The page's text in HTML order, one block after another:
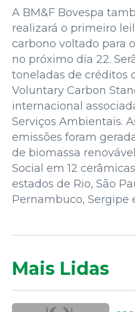
A BM&F Bovespa
realizará o primeiro
carbono voltado para
no próximo dia 22.
toneladas de créditos
Voluntary Carbon
internacional
Serviços Ambientais.
emissões foram
de biomassa
Social em 12
estados de Rio, São
Pernambuco, Sergipe
Mais Lidas